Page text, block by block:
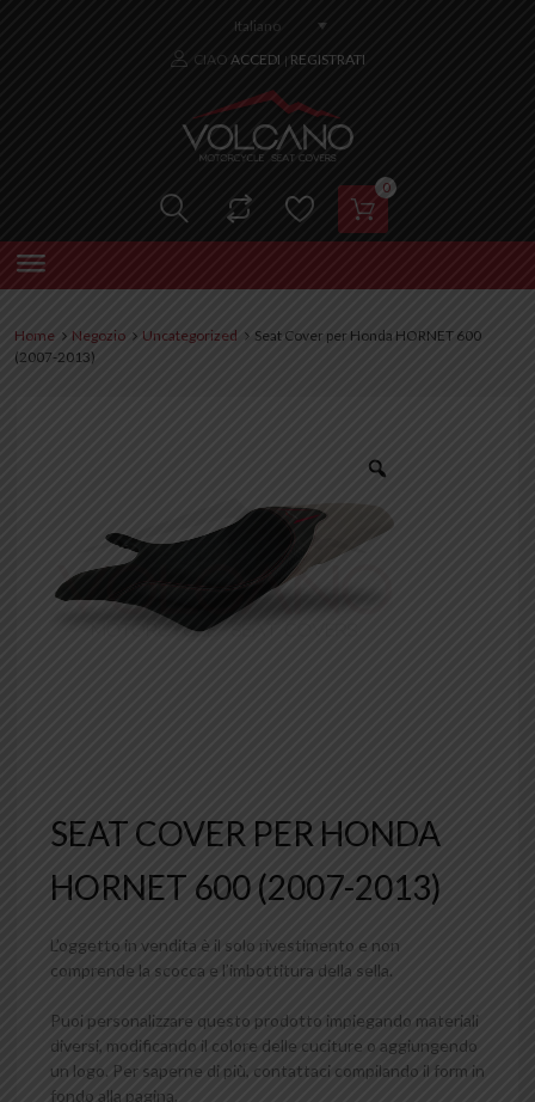
Italiano
CIAO ACCEDI | REGISTRATI
0
Home Negozio Uncategorized
Seat Cover per Honda HORNET 600
(2007-2013)
SEAT COVER PER HONDA
HORNET 600 (2007-2013)
L’oggetto in vendita è il solo rivestimento e non
comprende la scocca e l’imbottitura della sella.
Puoi personalizzare questo prodotto impiegando materiali
diversi, modificando il colore delle cuciture o aggiungendo
un logo. Per saperne di più, contattaci compilando il form in
fondo alla pagina.